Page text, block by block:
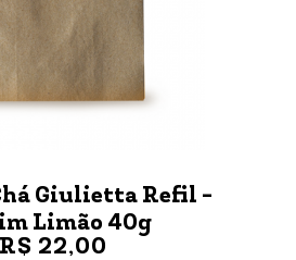
Giulietta Refil -
Limão 40g
R$ 22,00